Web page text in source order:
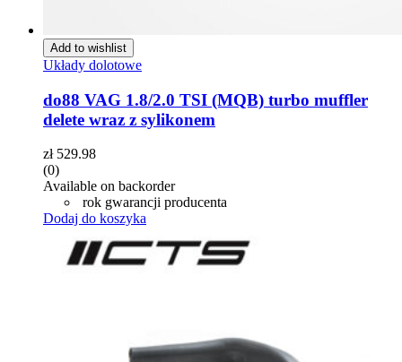
Add to wishlist
Układy dolotowe
do88 VAG 1.8/2.0 TSI (MQB) turbo muffler
delete wraz z sylikonem
zł529.98
(0)
Available on backorder
rok gwarancji producenta
Dodaj do koszyka